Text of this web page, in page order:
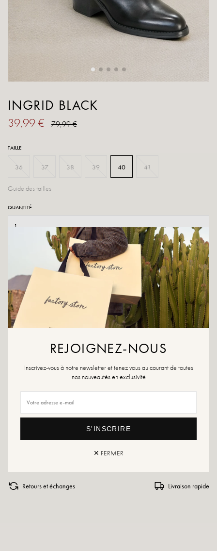
INGRID BLACK
39,99 € 79,99 €
TAILLE
36 37 38 39 40 41
Guide des tailles
QUANTITÉ
AJOUTER AU PANIER
AJOUTER À LA WISHLIST
La petite bottine noire à talons alliant simplicité et élégance.
Couleurs : noir
Matière extérieure : Similicuir
Semelle extérieure : Sbs
Bout de la chaussure : Carré
Conseils entretien : Nous vous conseillons d'imperméabiliser vos chaussures
Retours et échanges Livraison rapide
REJOIGNEZ-NOUS
Inscrivez-vous à notre newsletter et tenez vous au courant de toutes
nos nouveautés en exclusivité
S'INSCRIRE
✕ FERMER